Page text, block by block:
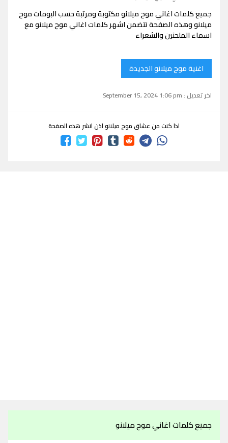
جميع كلمات اغاني موح ميلانو مكتوبة ومرتبة حسب البومات موح
ميلانو وهذه الصفحة تتضمن اشهر كلمات اغاني موح ميلانو مع
اسماء الملحنين والشعراء
اغنية موح ميلانو الجديدة
اخر تعديل : September 15, 2024 1:06 pm
اذا كنت من عشاق موح ميلانو اذن انشر هذه الصفحة
جميع كلمات اغاني موح ميلانو